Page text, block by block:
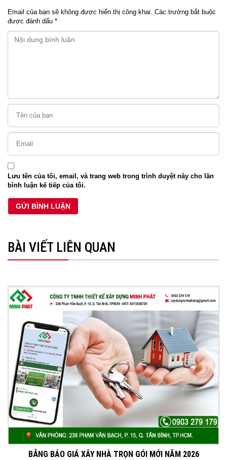
Email của bạn sẽ không được hiển thị công khai. Các trường bắt buộc
được đánh dấu *
Lưu tên của tôi, email, và trang web trong trình duyệt này cho lần
bình luận kế tiếp của tôi.
BÀI VIẾT LIÊN QUAN
BẢNG BÁO GIÁ XÂY NHÀ TRỌN GÓI MỚI NĂM 2026